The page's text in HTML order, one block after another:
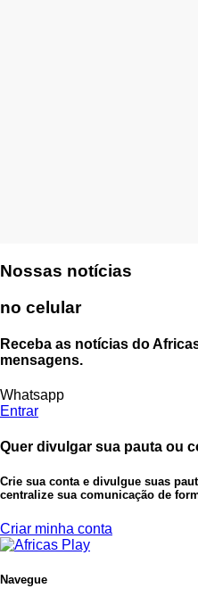
Nossas notícias
no celular
Receba as notícias do
mensagens.
Whatsapp
Entrar
Quer divulgar sua pauta ou
Crie sua conta e divulgue suas
centralize sua comunicação de
Criar minha conta
Navegue